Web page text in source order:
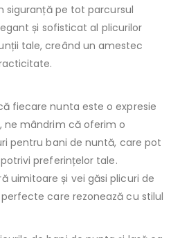
siguranță pe tot parcursul
și sofisticat al plicurilor
tale, creând un amestec
fiecare nunta este o expresie
ne mândrim că oferim o
pentru bani de nuntă, care pot
preferințelor tale.
uimitoare și vei găsi plicuri de
care rezonează cu stilul